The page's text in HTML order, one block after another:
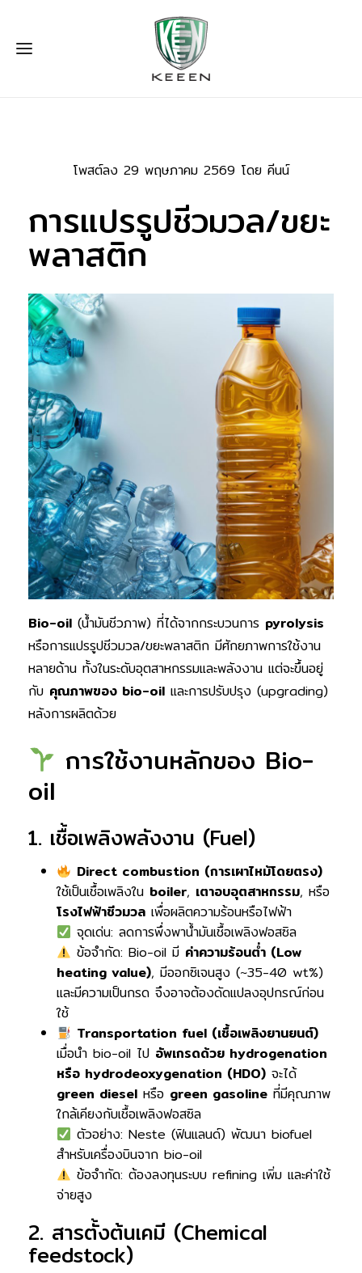
โพสต์ลง 29 พฤษภาคม 2569 โดย คีนน์
การแปรรูปชีวมวล/ขยะ
พลาสติก
Bio-oil (น้ำมันชีวภาพ) ที่ได้จากกระบวนการ pyrolysis
หรือการแปรรูปชีวมวล/ขยะพลาสติก มีศักยภาพการใช้งาน
หลายด้าน ทั้งในระดับอุตสาหกรรมและพลังงาน แต่จะขึ้นอยู่
กับ คุณภาพของ bio-oil และการปรับปรุง (upgrading)
หลังการผลิตด้วย
การใช้งานหลักของ Bio-
oil
1. เชื้อเพลิงพลังงาน (Fuel)
Direct combustion (การเผาไหม้โดยตรง)
ใช้เป็นเชื้อเพลิงใน boiler, เตาอบอุตสาหกรรม, หรือ
โรงไฟฟ้าชีวมวล เพื่อผลิตความร้อนหรือไฟฟ้า
จุดเด่น: ลดการพึ่งพาน้ำมันเชื้อเพลิงฟอสซิล
ข้อจำกัด: Bio-oil มี ค่าความร้อนต่ำ (Low
heating value), มีออกซิเจนสูง (~35-40 wt%)
และมีความเป็นกรด จึงอาจต้องดัดแปลงอุปกรณ์ก่อน
ใช้
Transportation fuel (เชื้อเพลิงยานยนต์)
เมื่อนำ bio-oil ไป อัพเกรดด้วย hydrogenation
หรือ hydrodeoxygenation (HDO) จะได้
green diesel หรือ green gasoline ที่มีคุณภาพ
ใกล้เคียงกับเชื้อเพลิงฟอสซิล
ตัวอย่าง: Neste (ฟินแลนด์) พัฒนา biofuel
สำหรับเครื่องบินจาก bio-oil
ข้อจำกัด: ต้องลงทุนระบบ refining เพิ่ม และค่าใช้
จ่ายสูง
2. สารตั้งต้นเคมี (Chemical
feedstock)